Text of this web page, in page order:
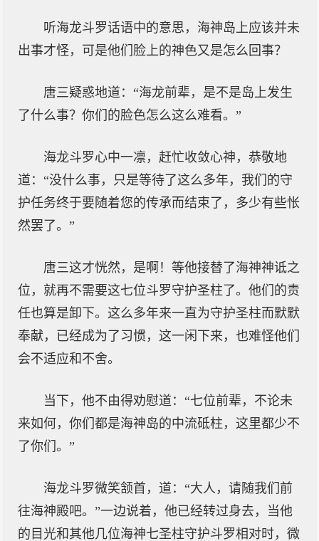
听海龙斗罗话语中的意思，海神岛上应该并未
出事才怪，可是他们脸上的神色又是怎么回事？
唐三疑惑地道：“海龙前辈，是不是岛上发生
了什么事？你们的脸色怎么这么难看。”
海龙斗罗心中一凛，赶忙收敛心神，恭敬地
道：“没什么事，只是等待了这么多年，我们的守
护任务终于要随着您的传承而结束了，多少有些怅
然罢了。”
唐三这才恍然，是啊！等他接替了海神神诋之
位，就再不需要这七位斗罗守护圣柱了。他们的责
任也算是卸下。这么多年来一直为守护圣柱而默默
奉献，已经成为了习惯，这一闲下来，也难怪他们
会不适应和不舍。
当下，他不由得劝慰道：“七位前辈，不论未
来如何，你们都是海神岛的中流砥柱，这里都少不
了你们。”
海龙斗罗微笑颔首，道：“大人，请随我们前
往海神殿吧。”一边说着，他已经转过身去，当他
的目光和其他几位海神七圣柱守护斗罗相对时，微